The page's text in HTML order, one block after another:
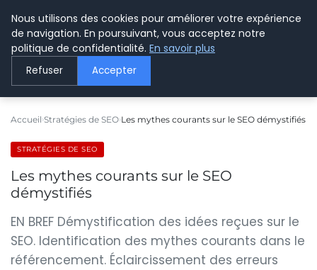
LE WEBMARKETING
Accueil Stratégies de SEO Les mythes courants sur le SEO démystifiés
STRATÉGIES DE SEO
Les mythes courants sur le SEO
démystifiés
EN BREF Démystification des idées reçues sur le
SEO. Identification des mythes courants dans le
référencement. Éclaircissement des erreurs
Nous utilisons des cookies pour améliorer votre expérience
de navigation. En poursuivant, vous acceptez notre
politique de confidentialité. En savoir plus
Refuser Accepter